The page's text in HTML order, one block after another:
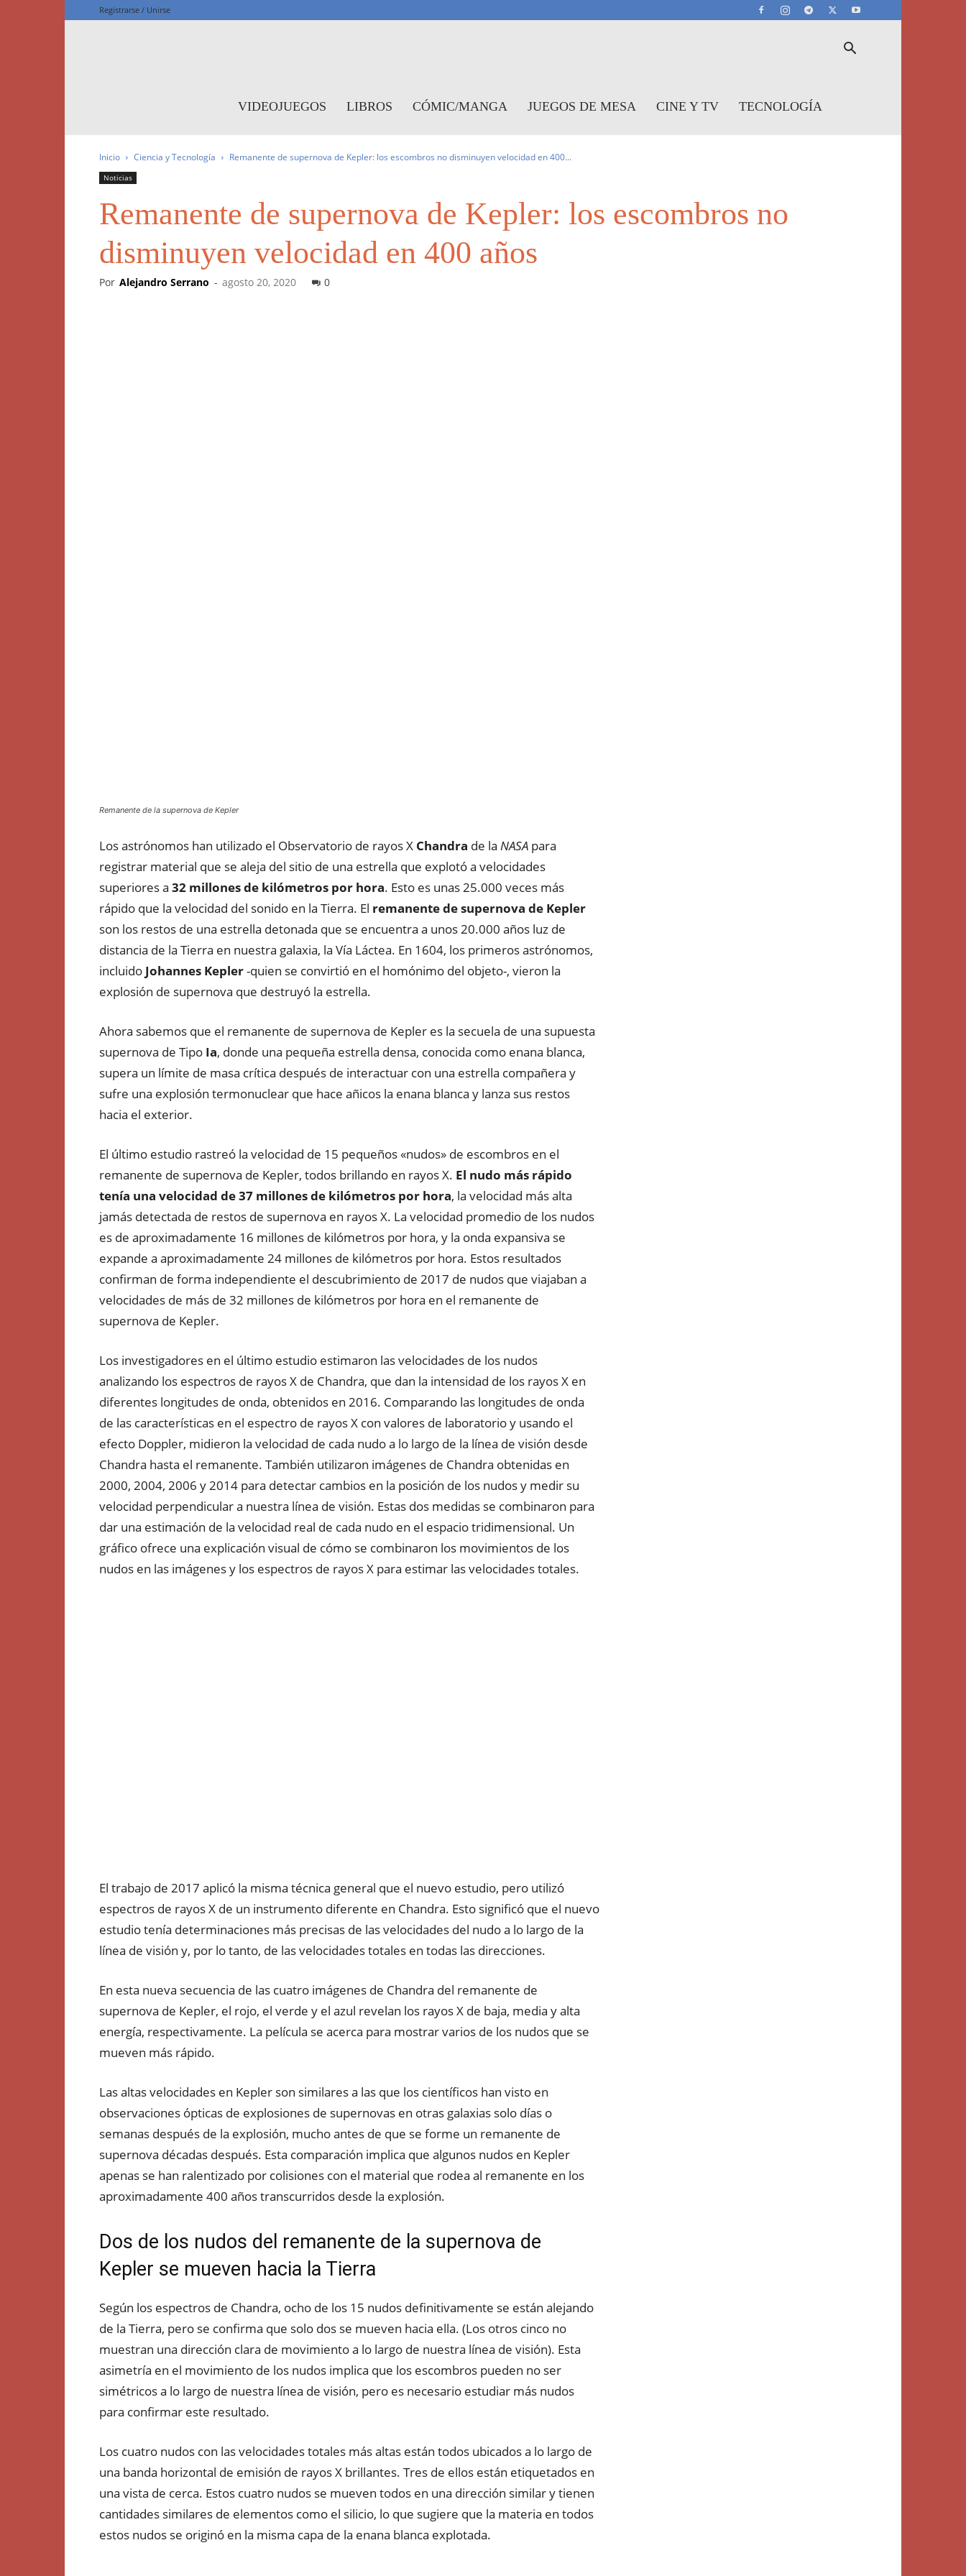
Registrarse / Unirse
VIDEOJUEGOS LIBROS CÓMIC/MANGA JUEGOS DE MESA CINE Y TV TECNOLOGÍA
Inicio Ciencia y Tecnología Remanente de supernova de Kepler: los escombros no disminuyen velocidad en 400...
Noticias
Remanente de supernova de Kepler: los escombros no
disminuyen velocidad en 400 años
Por Alejandro Serrano - agosto 20, 2020 0
Remanente de la supernova de Kepler
Los astrónomos han utilizado el Observatorio de rayos X Chandra de la NASA para
registrar material que se aleja del sitio de una estrella que explotó a velocidades
superiores a 32 millones de kilómetros por hora. Esto es unas 25.000 veces más
rápido que la velocidad del sonido en la Tierra. El remanente de supernova de Kepler
son los restos de una estrella detonada que se encuentra a unos 20.000 años luz de
distancia de la Tierra en nuestra galaxia, la Vía Láctea. En 1604, los primeros astrónomos,
incluido Johannes Kepler-quien se convirtió en el homónimo del objeto-, vieron la
explosión de supernova que destruyó la estrella.
Ahora sabemos que el remanente de supernova de Kepler es la secuela de una supuesta
supernova de Tipo Ia, donde una pequeña estrella densa, conocida como enana blanca,
supera un límite de masa crítica después de interactuar con una estrella compañera y
sufre una explosión termonuclear que hace añicos la enana blanca y lanza sus restos
hacia el exterior.
El último estudio rastreó la velocidad de 15 pequeños «nudos» de escombros en el
remanente de supernova de Kepler, todos brillando en rayos X. El nudo más rápido
tenía una velocidad de 37 millones de kilómetros por hora, la velocidad más alta
jamás detectada de restos de supernova en rayos X. La velocidad promedio de los nudos
es de aproximadamente 16 millones de kilómetros por hora, y la onda expansiva se
expande a aproximadamente 24 millones de kilómetros por hora. Estos resultados
confirman de forma independiente el descubrimiento de 2017 de nudos que viajaban a
velocidades de más de 32 millones de kilómetros por hora en el remanente de
supernova de Kepler.
Los investigadores en el último estudio estimaron las velocidades de los nudos
analizando los espectros de rayos X de Chandra, que dan la intensidad de los rayos X en
diferentes longitudes de onda, obtenidos en 2016. Comparando las longitudes de onda
de las características en el espectro de rayos X con valores de laboratorio y usando el
efecto Doppler, midieron la velocidad de cada nudo a lo largo de la línea de visión desde
Chandra hasta el remanente. También utilizaron imágenes de Chandra obtenidas en
2000, 2004, 2006 y 2014 para detectar cambios en la posición de los nudos y medir su
velocidad perpendicular a nuestra línea de visión. Estas dos medidas se combinaron para
dar una estimación de la velocidad real de cada nudo en el espacio tridimensional. Un
gráfico ofrece una explicación visual de cómo se combinaron los movimientos de los
nudos en las imágenes y los espectros de rayos X para estimar las velocidades totales.
El trabajo de 2017 aplicó la misma técnica general que el nuevo estudio, pero utilizó
espectros de rayos X de un instrumento diferente en Chandra. Esto significó que el nuevo
estudio tenía determinaciones más precisas de las velocidades del nudo a lo largo de la
línea de visión y, por lo tanto, de las velocidades totales en todas las direcciones.
En esta nueva secuencia de las cuatro imágenes de Chandra del remanente de
supernova de Kepler, el rojo, el verde y el azul revelan los rayos X de baja, media y alta
energía, respectivamente. La película se acerca para mostrar varios de los nudos que se
mueven más rápido.
Las altas velocidades en Kepler son similares a las que los científicos han visto en
observaciones ópticas de explosiones de supernovas en otras galaxias solo días o
semanas después de la explosión, mucho antes de que se forme un remanente de
supernova décadas después. Esta comparación implica que algunos nudos en Kepler
apenas se han ralentizado por colisiones con el material que rodea al remanente en los
aproximadamente 400 años transcurridos desde la explosión.
Dos de los nudos del remanente de la supernova de
Kepler se mueven hacia la Tierra
Según los espectros de Chandra, ocho de los 15 nudos definitivamente se están alejando
de la Tierra, pero se confirma que solo dos se mueven hacia ella. (Los otros cinco no
muestran una dirección clara de movimiento a lo largo de nuestra línea de visión). Esta
asimetría en el movimiento de los nudos implica que los escombros pueden no ser
simétricos a lo largo de nuestra línea de visión, pero es necesario estudiar más nudos
para confirmar este resultado.
Los cuatro nudos con las velocidades totales más altas están todos ubicados a lo largo de
una banda horizontal de emisión de rayos X brillantes. Tres de ellos están etiquetados en
una vista de cerca. Estos cuatro nudos se mueven todos en una dirección similar y tienen
cantidades similares de elementos como el silicio, lo que sugiere que la materia en todos
estos nudos se originó en la misma capa de la enana blanca explotada.